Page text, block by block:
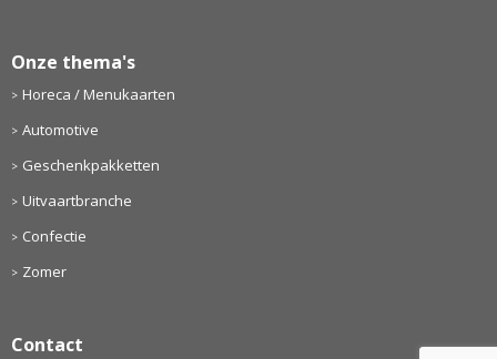
Onze thema's
Horeca / Menukaarten
Automotive
Geschenkpakketten
Uitvaartbranche
Confectie
Zomer
Contact